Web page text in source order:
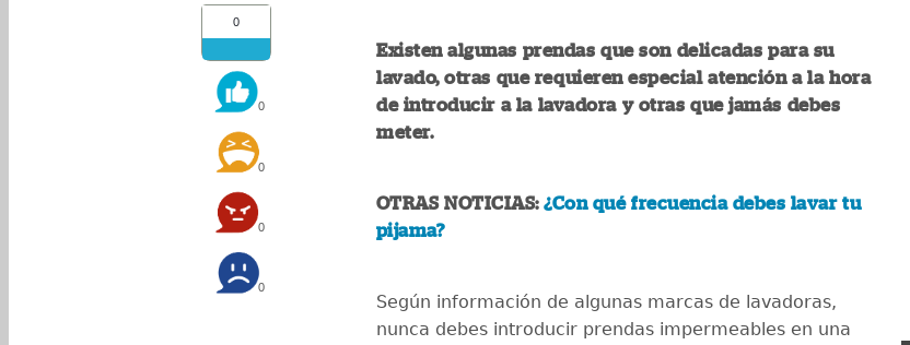
0
0
0
0
0
Existen algunas prendas que son delicadas para su
lavado, otras que requieren especial atención a la hora
de introducir a la lavadora y otras que jamás debes
meter.
OTRAS NOTICIAS:¿Con qué frecuencia debes lavar tu
pijama?
Según información de algunas marcas de lavadoras,
nunca debes introducir prendas impermeables en una